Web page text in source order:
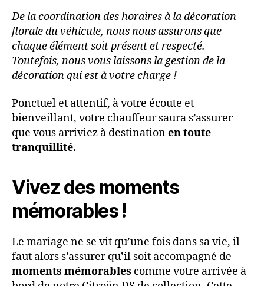
De la coordination des horaires à la décoration
florale du véhicule, nous nous assurons que
chaque élément soit présent et respecté.
Toutefois, nous vous laissons la gestion de la
décoration qui est à votre charge !
Ponctuel et attentif, à votre écoute et
bienveillant, votre chauffeur saura s’assurer
que vous arriviez à destinationen toute
tranquillité.
Vivez des moments
mémorables !
Le mariage ne se vit qu’une fois dans sa vie, il
faut alors s’assurer qu’il soit accompagné de
moments mémorables comme votre arrivée à